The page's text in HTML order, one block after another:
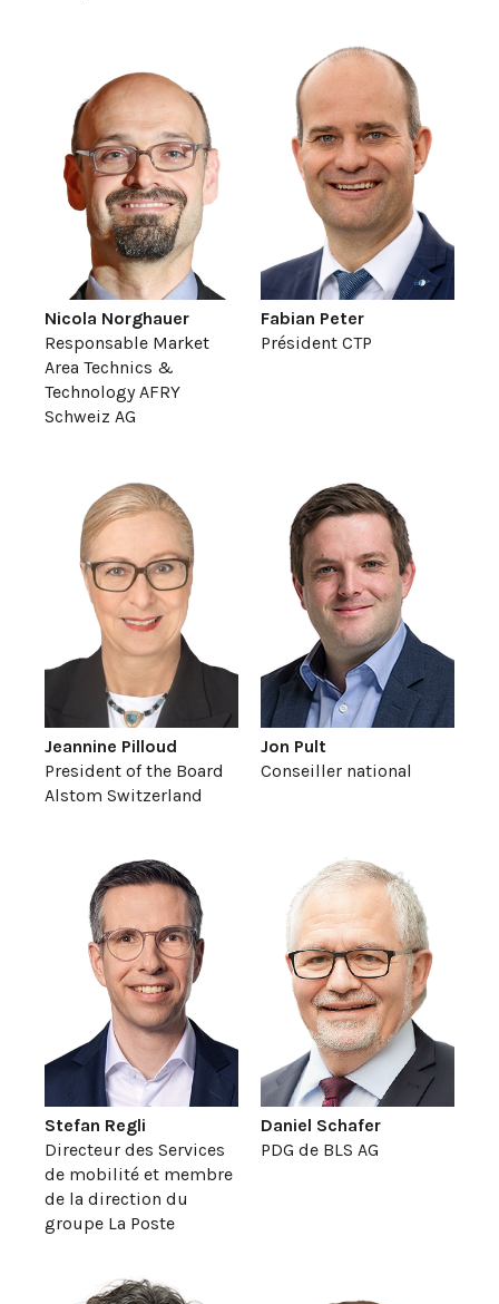
Nicola Norghauer
Responsable Market
Area Technics &
Technology AFRY
Schweiz AG
Fabian Peter
Président CTP
Jeannine Pilloud
President of the Board
Alstom Switzerland
Jon Pult
Conseiller national
Stefan Regli
Directeur des Services
de mobilité et membre
de la direction du
groupe La Poste
Daniel Schafer
PDG de BLS AG